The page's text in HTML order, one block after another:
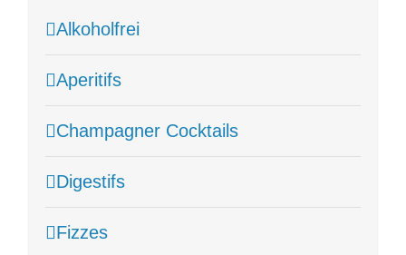
Alkoholfrei
Aperitifs
Champagner Cocktails
Digestifs
Fizzes